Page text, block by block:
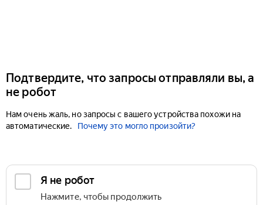
Подтвердите, что запросы отправляли вы, а
не робот
Нам очень жаль, но запросы с вашего устройства похожи на
автоматические.
Почему это могло произойти?